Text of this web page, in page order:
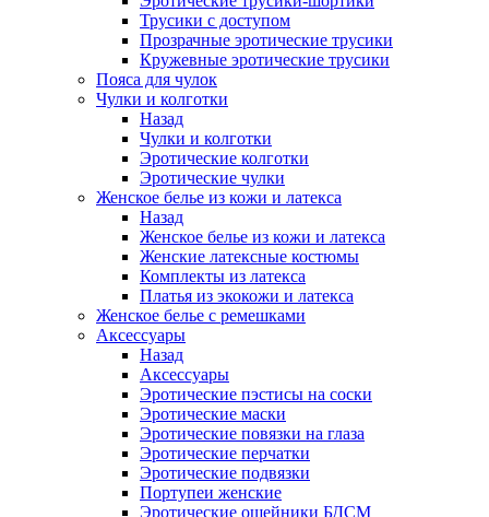
Трусики с доступом
Прозрачные эротические трусики
Кружевные эротические трусики
Пояса для чулок
Чулки и колготки
Назад
Чулки и колготки
Эротические колготки
Эротические чулки
Женское белье из кожи и латекса
Назад
Женское белье из кожи и латекса
Женские латексные костюмы
Комплекты из латекса
Платья из экокожи и латекса
Женское белье с ремешками
Аксессуары
Назад
Аксессуары
Эротические пэстисы на соски
Эротические маски
Эротические повязки на глаза
Эротические перчатки
Эротические подвязки
Портупеи женские
Эротические ошейники БДСМ